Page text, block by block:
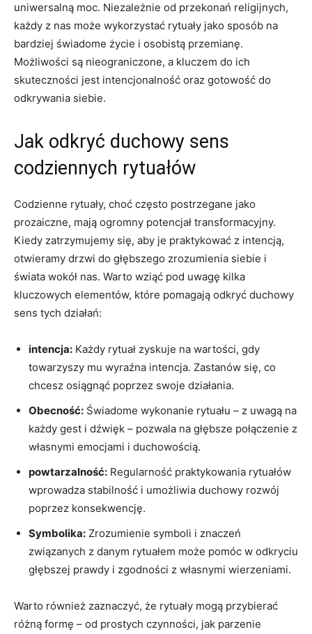
uniwersalną moc. Niezależnie od przekonań religijnych,
każdy z nas może wykorzystać rytuały jako sposób na
bardziej świadome życie i osobistą przemianę.
Możliwości są nieograniczone, a kluczem do ich
skuteczności jest intencjonalność oraz gotowość do
odkrywania siebie.
Jak odkryć duchowy sens
codziennych rytuałów
Codzienne rytuały, choć często postrzegane jako
prozaiczne, mają ogromny potencjał transformacyjny.
Kiedy zatrzymujemy się, aby je praktykować z intencją,
otwieramy drzwi do głębszego zrozumienia siebie i
świata wokół nas. Warto wziąć pod uwagę kilka
kluczowych elementów, które pomagają odkryć duchowy
sens tych działań:
intencja: Każdy rytuał zyskuje na wartości, gdy
towarzyszy mu wyraźna intencja. Zastanów się, co
chcesz osiągnąć poprzez swoje działania.
Obecność: Świadome wykonanie rytuału – z uwagą na
każdy gest i dźwięk – pozwala na głębsze połączenie z
własnymi emocjami i duchowością.
powtarzalność: Regularność praktykowania rytuałów
wprowadza stabilność i umożliwia duchowy rozwój
poprzez konsekwencję.
Symbolika: Zrozumienie symboli i znaczeń
związanych z danym rytuałem może pomóc w odkryciu
głębszej prawdy i zgodności z własnymi wierzeniami.
Warto również zaznaczyć, że rytuały mogą przybierać
różną formę – od prostych czynności, jak parzenie